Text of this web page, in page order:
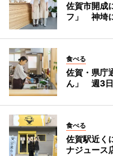
佐賀市開成
フ」 神埼
食べる
佐賀・県庁
ん」 週3
食べる
佐賀駅近く
ナジュース